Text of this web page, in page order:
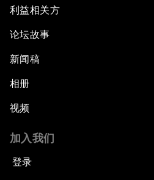
利益相关方
论坛故事
新闻稿
相册
视频
加入我们
登录